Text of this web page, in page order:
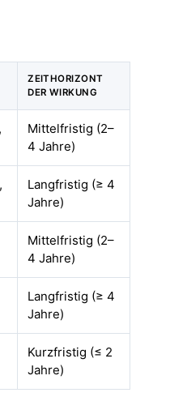
ZEITHORIZONT
DER WIRKUNG
Mittelfristig (2–
4 Jahre)
Langfristig (≥ 4
Jahre)
Mittelfristig (2–
4 Jahre)
Langfristig (≥ 4
Jahre)
Kurzfristig (≤ 2
Jahre)